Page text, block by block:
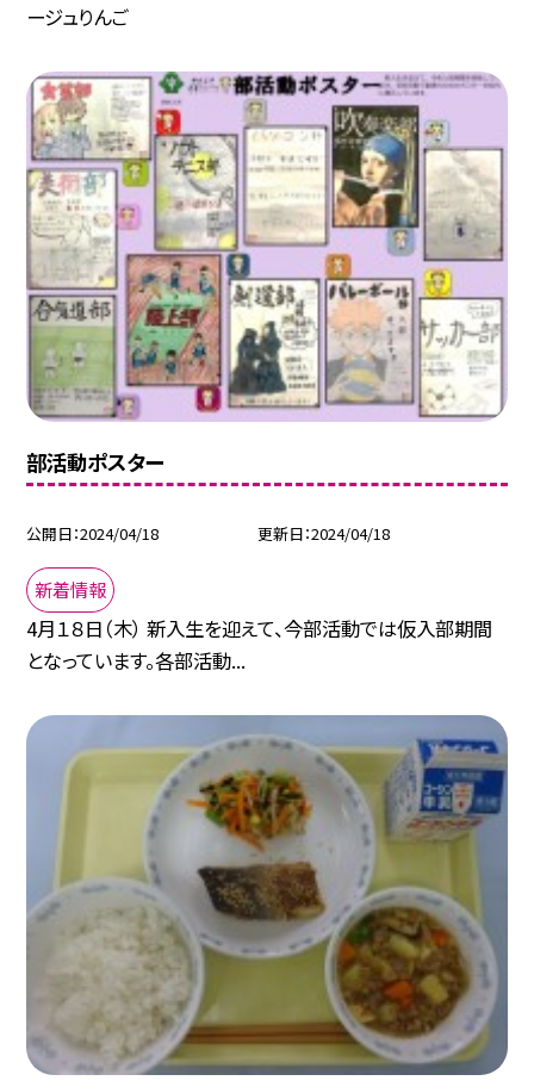
ージュりんご
部活動ポスター
公開日 2024/04/18 更新日 2024/04/18
新着情報
4月１８日（木） 新入生を迎えて、今部活動では仮入部期間
となっています。各部活動...